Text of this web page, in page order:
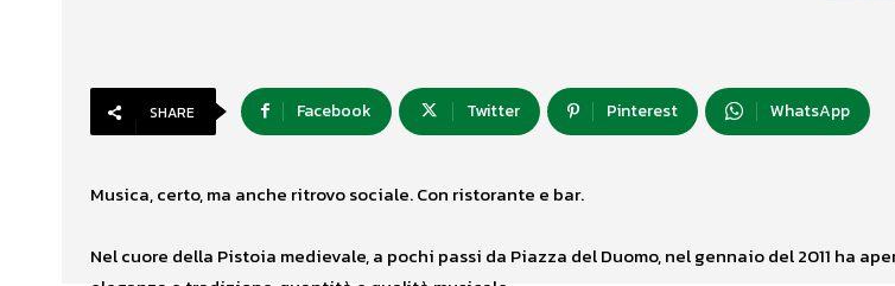
SHARE Facebook Twitter Pinterest WhatsApp
Musica, certo, ma anche ritrovo sociale. Con ristorante e bar.
Nel cuore della Pistoia medievale, a pochi passi da Piazza del Duomo, nel gennaio del 2011 ha